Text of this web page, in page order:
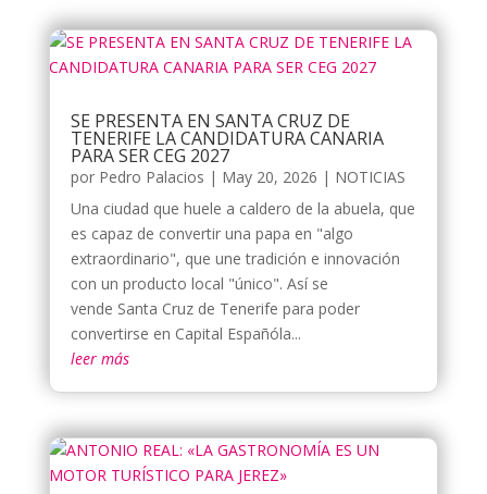
SE PRESENTA EN SANTA CRUZ DE
TENERIFE LA CANDIDATURA CANARIA
PARA SER CEG 2027
por Pedro Palacios | May 20, 2026 | NOTICIAS
Una ciudad que huele a caldero de la abuela, que
es capaz de convertir una papa en "algo
extraordinario", que une tradición e innovación
con un producto local "único". Así se
vende Santa Cruz de Tenerife para poder
convertirse en Capital Españóla...
leer más